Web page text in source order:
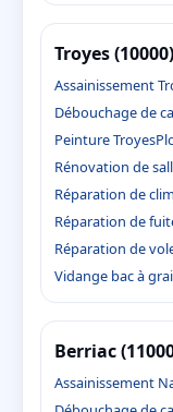
Troyes (10000)
Assainissement
Débouchage de
Peinture Troyes
Rénovation de
Réparation de
Réparation de
Réparation de
Vidange bac à
Berriac
Assainissement